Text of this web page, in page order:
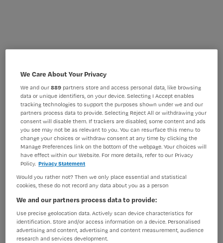
BRANCHE
Verpleeghuis
AANSTELLING
Tijdelijk dienstverband
PLAATSINGSDATUM
17 oktober 2024
NIVEAU
MBO
ERVARING
Ervaren
DIENSTVERBAND
Parttime
Vacature niet beschikbaar
Deze vacature Verzorgende IG (de Zeester) bij Omring is
niet meer actueel. Hieronder staan enkele vergelijkbare
vacatures die voor u wellicht interessant zijn.
We Care About Your Privacy
We and our889 partners store and access personal data, like browsing
data or unique identifiers, on your device. Selecting I Accept enables
tracking technologies to support the purposes shown under we and our
partners process data to provide. Selecting Reject All or withdrawing your
consent will disable them. If trackers are disabled, some content and ads
you see may not be as relevant to you. You can resurface this menu to
change your choices or withdraw consent at any time by clicking the
Manage Preferences link on the bottom of the webpage. Your choices will
have effect within our Website. For more details, refer to our Privacy
Policy. Privacy Statement
Would you rather not? Then we only place essential and statistical
cookies, these do not record any data about you as a person
We and our partners process data to provide:
Use precise geolocation data. Actively scan device characteristics for
identification. Store and/or access information on a device. Personalised
advertising and content, advertising and content measurement, audience
research and services development.